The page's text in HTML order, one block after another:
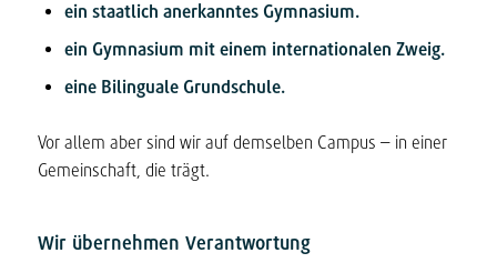
ein staatlich anerkanntes Gymnasium.
ein Gymnasium mit einem internationalen Zweig.
eine Bilinguale Grundschule.
Vor allem aber sind wir auf demselben Campus – in einer
Gemeinschaft, die trägt.
Wir übernehmen Verantwortung